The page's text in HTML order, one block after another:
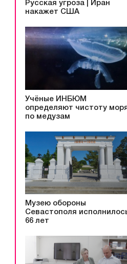
Русская угроза | Иран
накажет США
Учёные ИНБЮМ
определяют чистоту
по медузам
Музею обороны
Севастополя
66 лет